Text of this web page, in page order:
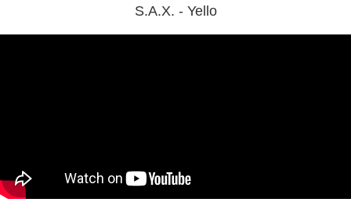
S.A.X. - Yello